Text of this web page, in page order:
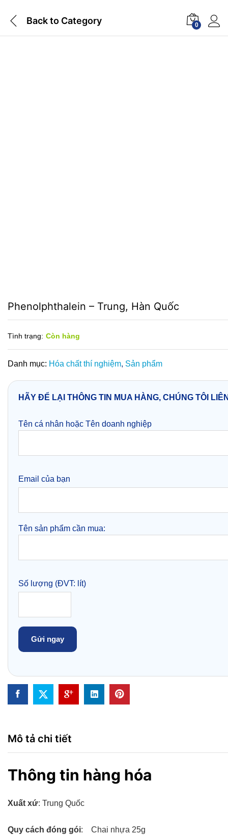
Back to Category 0
Phenolphthalein – Trung, Hàn Quốc
Tình trạng: Còn hàng
Danh mục: Hóa chất thí nghiệm, Sản phẩm
HÃY ĐỂ LẠI THÔNG TIN MUA HÀNG, CHÚNG TÔI
Tên cá nhân hoặc Tên doanh nghiệp
Email của bạn
Tên sản phẩm cần mua:
Số lượng (ĐVT: lít)
Mô tả chi tiết
Thông tin hàng hóa
Xuất xứ: Trung Quốc
Quy cách đóng gói: Chai nhựa 25g